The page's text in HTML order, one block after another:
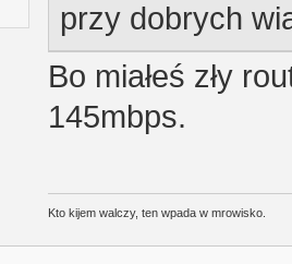
przy dobrych
Bo miałeś zły
145mbps.
Kto kijem walczy, ten wpada w mrowisko.